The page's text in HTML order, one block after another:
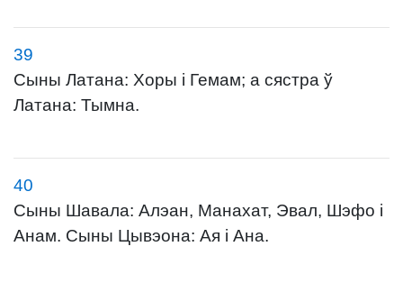
39
Сыны Латана: Хоры і Гемам; а сястра ў
Латана: Тымна.
40
Сыны Шавала: Алэан, Манахат, Эвал, Шэфо і
Анам. Сыны Цывэона: Ая і Ана.